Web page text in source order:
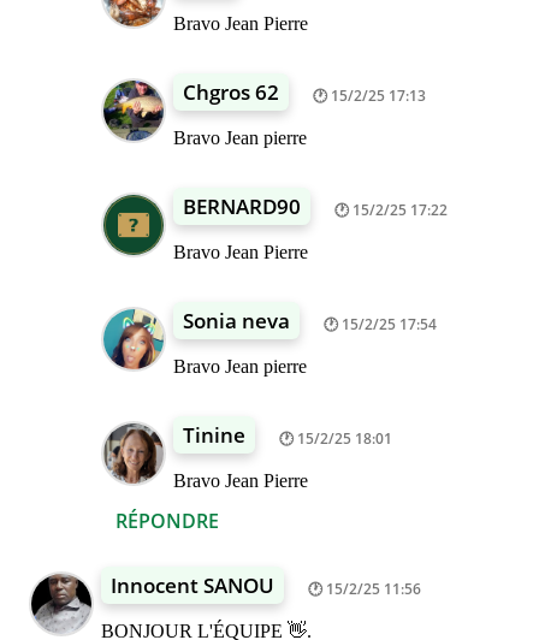
RÉPONDRE
Bravo Jean Pierre
Chgros 62 15/2/25 17:13
Bravo Jean pierre
BERNARD90 15/2/25 17:22
Bravo Jean Pierre
Sonia neva 15/2/25 17:54
Bravo Jean pierre
Tinine 15/2/25 18:01
Bravo Jean Pierre
Innocent SANOU 15/2/25 11:56
BONJOUR L'ÉQUIPE 👋.